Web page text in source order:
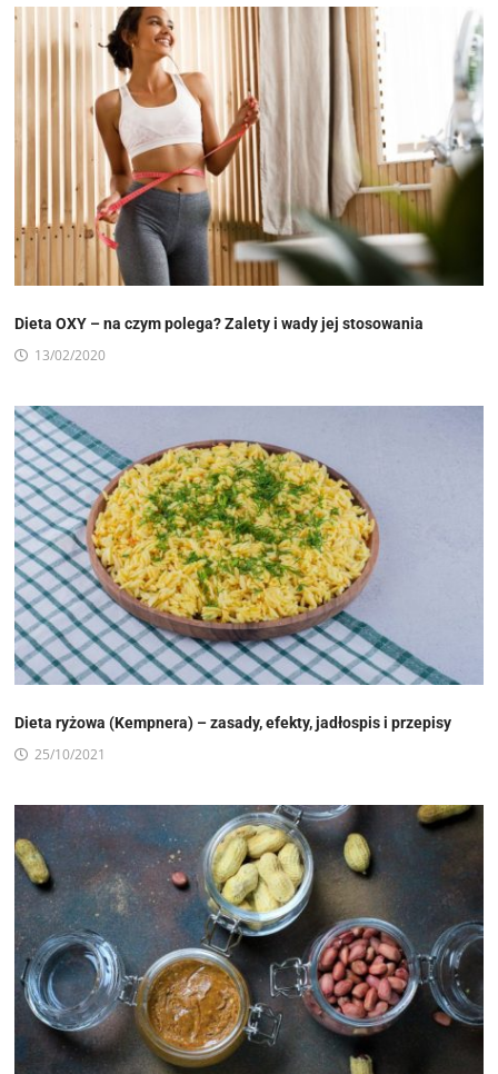
Dieta OXY – na czym polega? Zalety i wady jej stosowania
13/02/2020
Dieta ryżowa (Kempnera) – zasady, efekty, jadłospis i przepisy
25/10/2021